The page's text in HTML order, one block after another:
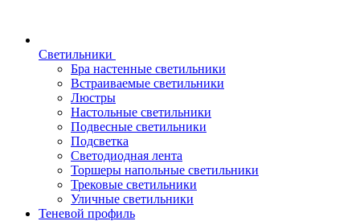
Светильники
Бра настенные светильники
Встраиваемые светильники
Люстры
Настольные светильники
Подвесные светильники
Подсветка
Светодиодная лента
Торшеры напольные светильники
Трековые светильники
Уличные светильники
Теневой профиль